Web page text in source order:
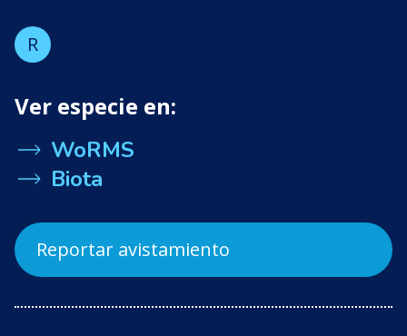
R
Ver especie en:
WoRMS
Biota
Reportar avistamiento